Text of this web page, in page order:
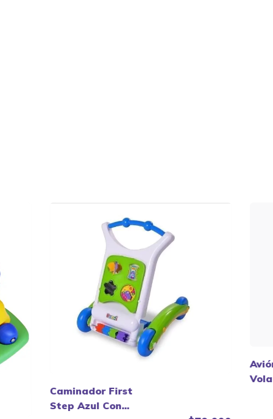
Caminador First
Step Azul Con